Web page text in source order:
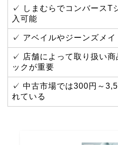
✓ しまむらでコンバースT
入可能
✓ アベイルやジーンズメイ
✓ 店舗によって取り扱い商
ックが重要
✓ 中古市場では300円～
れている